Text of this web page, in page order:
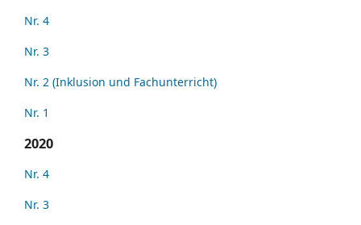
Nr. 4
Nr. 3
Nr. 2 (Inklusion und Fachunterricht)
Nr. 1
2020
Nr. 4
Nr. 3